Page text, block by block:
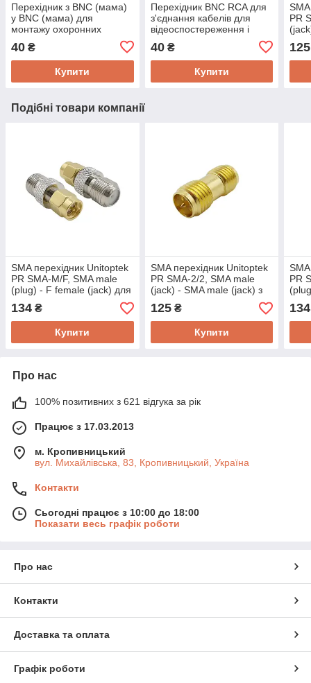
Перехідник з BNC (мама)
у BNC (мама) для
монтажу охоронних
відеоспостереження
(модель BNC-06)
40 ₴
Купити
Перехідник BNC RCA для
з'єднання кабелів для
відеоспостереження і
мікрофонів Unitoptek BNC-
05
40₴
Купити
PR
125
Подібні товари компанії
SMA перехідник Unitoptek
PR SMA-M/F, SMA male
(plug) - F female (jack) для
підключення RF кабелю
134 ₴
Купити
SMA перехідник Unitoptek
PR SMA-2/2, SMA male
(jack) - SMA male (jack) з
штирькамі з двох сторін
125₴
Купити
PR
134
Про нас
100% позитивних з 621 відгука за рік
Працює з 17.03.2013
м. Кропивницький
вул. Михайлівська, 83, Кропивницький, Україна
Контакти
Сьогодні працює з 10:00 до 18:00
Показати весь графік роботи
Про нас
Контакти
Доставка та оплата
Графік роботи